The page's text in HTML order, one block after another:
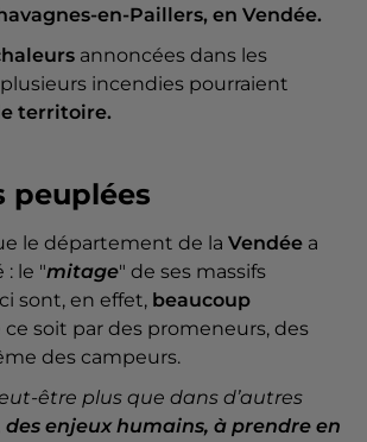
en-Paillers, en Vendée.
annoncées dans les
incendies pourraient
territoire.
peuplées
le département de la Vendée a
le "mitage" de ses massifs
sont, en effet, beaucoup
ce soit par des promeneurs, des
des campeurs.
être plus que dans d’autres
des enjeux humains, à prendre en